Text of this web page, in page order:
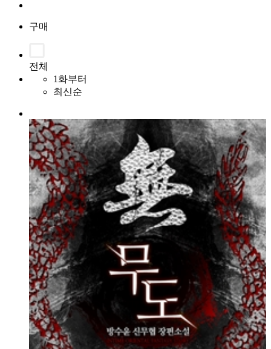
구매
전체
1화부터
최신순